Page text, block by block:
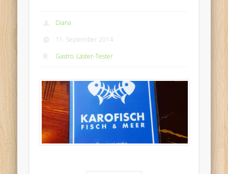
Diana
11. September 2014
Gastro, Läster-Tester